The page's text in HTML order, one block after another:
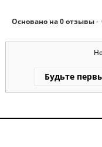
Основано на0отзывы-
Будьте